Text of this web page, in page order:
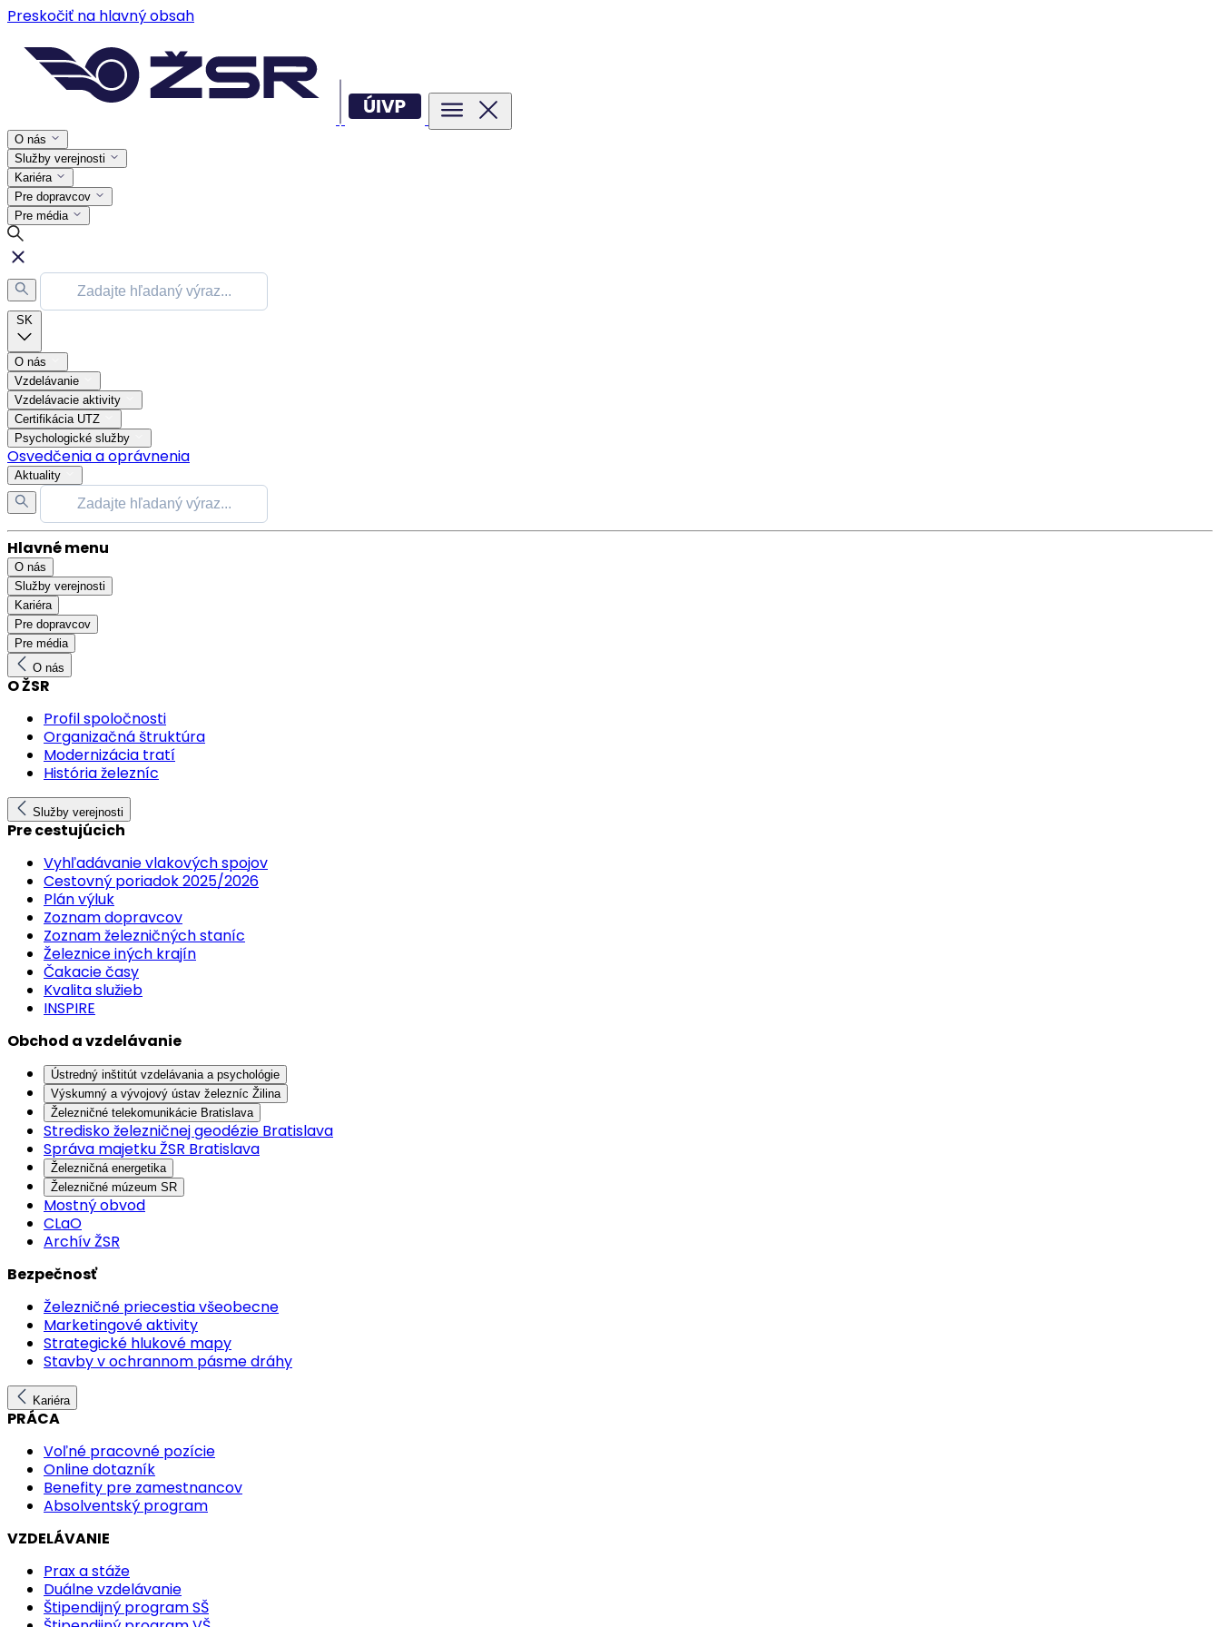
Preskočiť na hlavný obsah
O nás
Služby verejnosti
Kariéra
Pre dopravcov
Pre média
SK
O nás
Vzdelávanie
Vzdelávacie aktivity
Certifikácia UTZ
Psychologické služby
Osvedčenia a oprávnenia
Aktuality
Hlavné menu
O nás
Služby verejnosti
Kariéra
Pre dopravcov
Pre média
O nás
O ŽSR
Profil spoločnosti
Organizačná štruktúra
Modernizácia tratí
História železníc
Služby verejnosti
Pre cestujúcich
Vyhľadávanie vlakových spojov
Cestovný poriadok 2025/2026
Plán výluk
Zoznam dopravcov
Zoznam železničných staníc
Železnice iných krajín
Čakacie časy
Kvalita služieb
INSPIRE
Obchod a vzdelávanie
Ústredný inštitút vzdelávania a psychológie
Výskumný a vývojový ústav železníc Žilina
Železničné telekomunikácie Bratislava
Stredisko železničnej geodézie Bratislava
Správa majetku ŽSR Bratislava
Železničná energetika
Železničné múzeum SR
Mostný obvod
CLaO
Archív ŽSR
Bezpečnosť
Železničné priecestia všeobecne
Marketingové aktivity
Strategické hlukové mapy
Stavby v ochrannom pásme dráhy
Kariéra
PRÁCA
Voľné pracovné pozície
Online dotazník
Benefity pre zamestnancov
Absolventský program
VZDELÁVANIE
Prax a stáže
Duálne vzdelávanie
Štipendijný program SŠ